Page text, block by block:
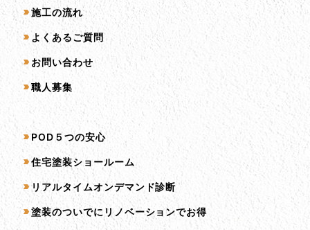
施工の流れ
よくあるご質問
お問い合わせ
職人募集
サービス一覧
POD５つの安心
住宅塗装ショールーム
リアルタイムオンデマンド診断
塗装のついでにリノベーションでお得